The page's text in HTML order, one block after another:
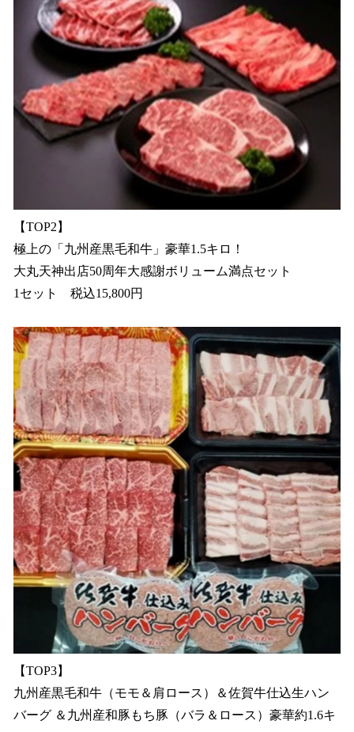
【TOP2】
極上の「九州産黒毛和牛」豪華1.5キロ！
大丸天神出店50周年大感謝ボリューム満点セット
1セット 税込15,800円
【TOP3】
九州産黒毛和牛（モモ＆肩ロース）＆佐賀牛仕込生ハン
バーグ ＆九州産和豚もち豚（バラ＆ロース）豪華約1.6キ